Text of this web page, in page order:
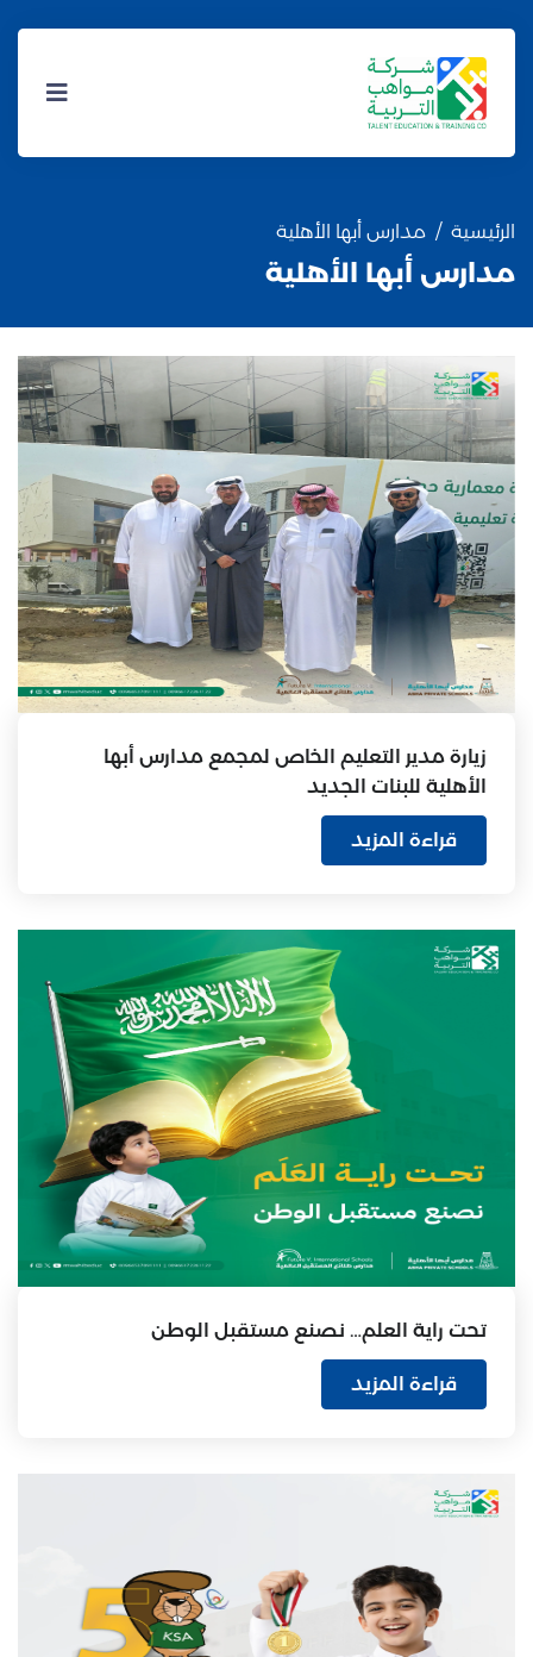
الرئيسية مدارس أبها الأهلية
مدارس أبها الأهلية
زيارة مدير التعليم الخاص لمجمع مدارس أبها
الأهلية للبنات الجديد
قراءة المزيد
تحت راية العلم… نصنع مستقبل الوطن
قراءة المزيد